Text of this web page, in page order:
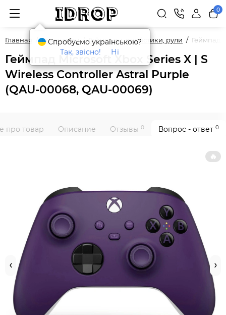
0
Главная Компьтеры Геймпады, джойстики, рули Геймпад
Геймпад Microsoft Xbox Series X | S
Wireless Controller Astral Purple
(QAU-00068, QAU-00069)
про товар Описание Отзывы 0 Вопрос - ответ 0
🔥
Спробуємо українською?
Так, звісно!
Ні